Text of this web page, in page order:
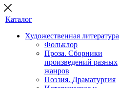
Каталог
Художественная литература
Фольклор
Проза. Сборники
произведений разных
жанров
Поэзия. Драматургия